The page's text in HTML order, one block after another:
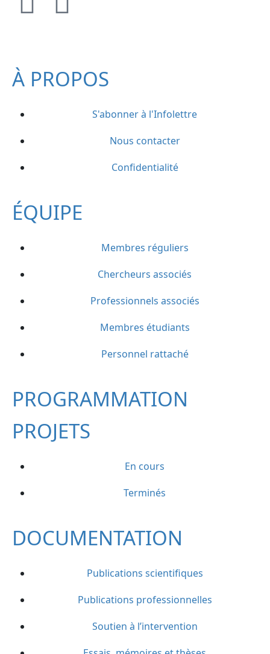
À PROPOS
S'abonner à l'Infolettre
Nous contacter
Confidentialité
ÉQUIPE
Membres réguliers
Chercheurs associés
Professionnels associés
Membres étudiants
Personnel rattaché
PROGRAMMATION
PROJETS
En cours
Terminés
DOCUMENTATION
Publications scientifiques
Publications professionnelles
Soutien à l’intervention